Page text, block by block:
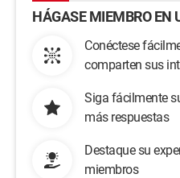
HÁGASE MIEMBRO EN
Conéctese
comparten sus
Siga fácilmente
más respuestas
Destaque su
miembros